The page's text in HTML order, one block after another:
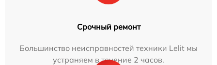
Срочный ремонт
Большинство неисправностей техники Lelit мы
устраняем в течение 2 часов.